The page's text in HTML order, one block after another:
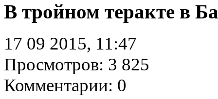
В тройном теракте в
17 09 2015, 11:47
Просмотров: 3 825
Комментарии: 0